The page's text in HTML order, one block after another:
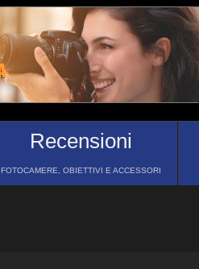
Recensioni
FOTOCAMERE, OBIETTIVI E ACCESSORI